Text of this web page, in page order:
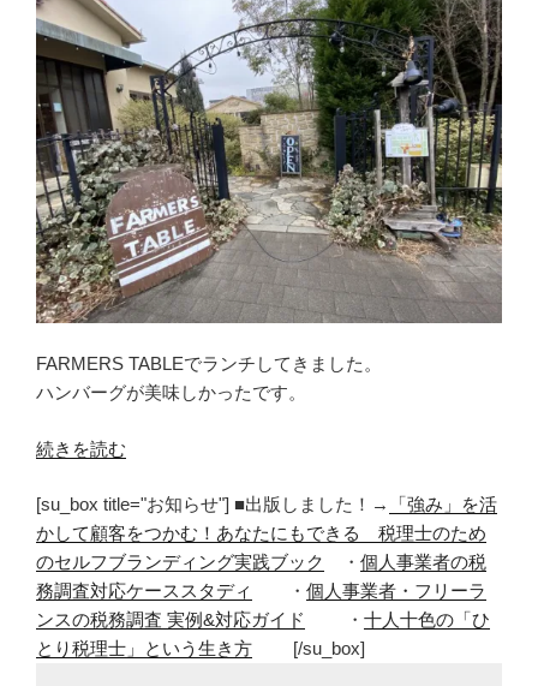
FARMERS TABLEでランチしてきました。
ハンバーグが美味しかったです。
“FARMERS
で
ラ
ン
チ。
ハ
ン
続きを読む
[su_box title="お知らせ"] ■出版しました！→
「強み」を活
かして顧客をつかむ！あなたにもできる 税理士のため
のセルフブランディング実践ブック
・ 個人事業者の税
務調査対応ケーススタディ
・ 個人事業者・フリーラ
ンスの税務調査 実例&対応ガイド
・ 十人十色の「ひ
とり税理士」という生き方 [/su_box]